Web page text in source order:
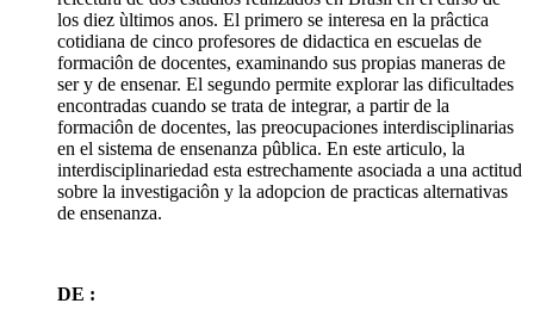
los diez ùltimos anos. El primero se interesa en la prâctica
cotidiana de cinco profesores de didactica en escuelas de
formaciôn de docentes, examinando sus propias maneras de
ser y de ensenar. El segundo permite explorar las dificultades
encontradas cuando se trata de integrar, a partir de la
formaciôn de docentes, las preocupaciones interdisciplinarias
en el sistema de ensenanza pûblica. En este articulo, la
interdisciplinariedad esta estrechamente asociada a una actitud
sobre la investigaciôn y la adopcion de practicas alternativas
de ensenanza.
DE :